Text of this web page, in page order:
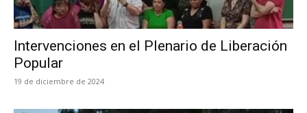
Intervenciones en el Plenario de Liberación
Popular
19 de diciembre de 2024